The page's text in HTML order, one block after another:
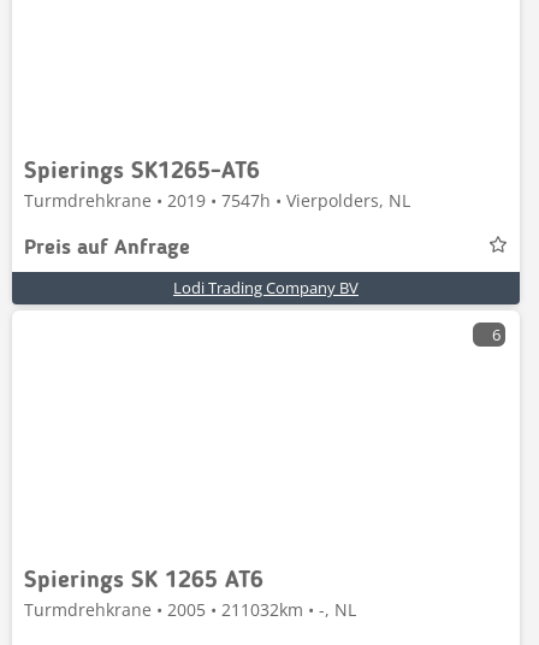
Spierings SK1265-AT6
Turmdrehkrane • 2019 • 7547h • Vierpolders, NL
Preis auf Anfrage
Lodi Trading Company BV
6
Spierings SK 1265 AT6
Turmdrehkrane • 2005 • 211032km • -, NL